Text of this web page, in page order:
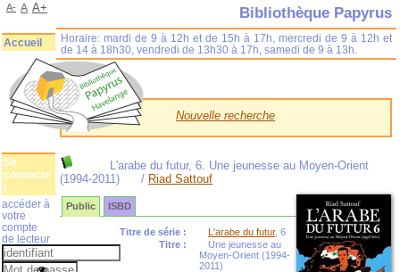
Nouvelle recherche
L'arabe du futur, 6. Une jeunesse au Moyen-Orient
(1994-2011)
/ Riad Sattouf
Public ISBD
Titre de série : L'arabe du futur, 6
Titre :
Une jeunesse au
Moyen-Orient (1994-
2011)
Bibliothèque Papyrus
Horaire: mardi de 9 à 12h et de 15h à 17h, mercredi de 9 à 12h et
de 14 à 18h30, vendredi de 13h30 à 17h, samedi de 9 à 13h.
A- A A+
Accueil
Se
connecte
r
accéder à
votre
compte
de lecteur